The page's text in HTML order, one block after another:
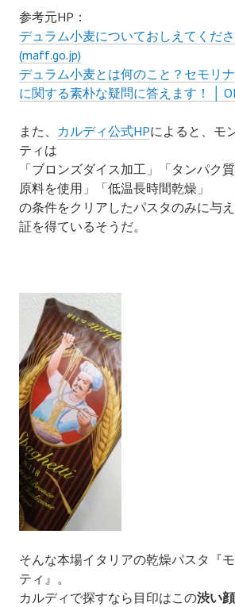
参考元HP：
デュラム小麦についておしえてくだ
(maff.go.jp)
デュラム小麦とは何のこと？セモリ
に関する素朴な疑問に答えます！ │
また、 カルディ公式HPによると、モ
ティは
「ブロンズダイス加工」「タンパク
原料を使用」「低温長時間乾燥」
の条件をクリアしたパスタのみに与
証を得ているそうだ。
そんな本場イタリアの乾燥パスタ『
ティ』。
カルディで探すなら目印はこの渋い